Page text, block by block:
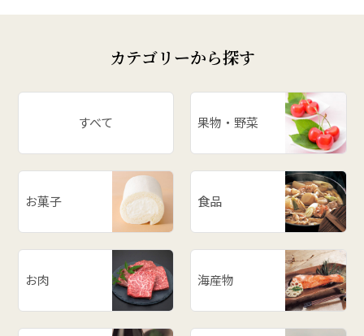
カテゴリーから探す
すべて 果物・野菜
お菓子 食品
お肉 海産物